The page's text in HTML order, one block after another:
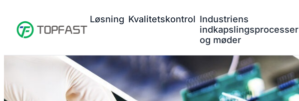
Løsning Kvalitetskontrol Industriens
indkapslingsprocesser
og møder